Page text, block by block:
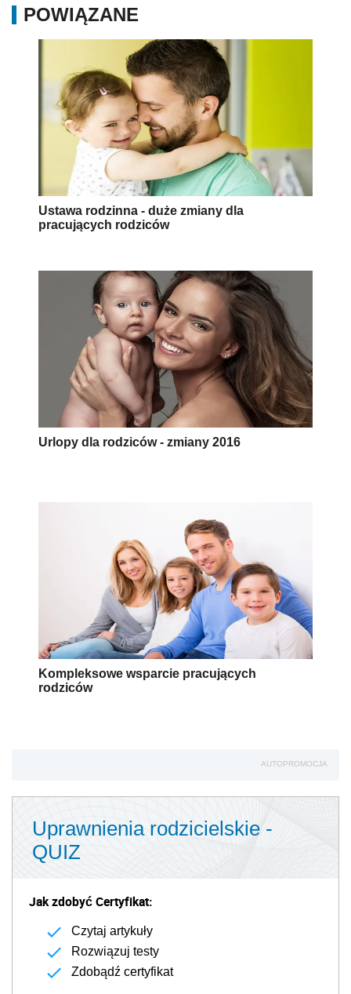
POWIĄZANE
Ustawa rodzinna - duże zmiany dla
pracujących rodziców
Urlopy dla rodziców - zmiany 2016
Kompleksowe wsparcie pracujących
rodziców
AUTOPROMOCJA
Uprawnienia rodzicielskie -
QUIZ
Jak zdobyć Certyfikat:
Czytaj artykuły
Rozwiązuj testy
Zdobądź certyfikat